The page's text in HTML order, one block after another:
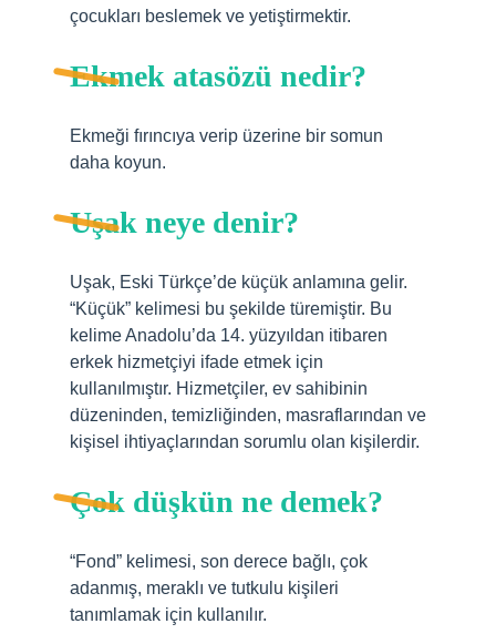
çocukları beslemek ve yetiştirmektir.
Ekmek atasözü nedir?
Ekmeği fırıncıya verip üzerine bir somun
daha koyun.
Uşak neye denir?
Uşak, Eski Türkçe’de küçük anlamına gelir.
“Küçük” kelimesi bu şekilde türemiştir. Bu
kelime Anadolu’da 14. yüzyıldan itibaren
erkek hizmetçiyi ifade etmek için
kullanılmıştır. Hizmetçiler, ev sahibinin
düzeninden, temizliğinden, masraflarından ve
kişisel ihtiyaçlarından sorumlu olan kişilerdir.
Çok düşkün ne demek?
“Fond” kelimesi, son derece bağlı, çok
adanmış, meraklı ve tutkulu kişileri
tanımlamak için kullanılır.